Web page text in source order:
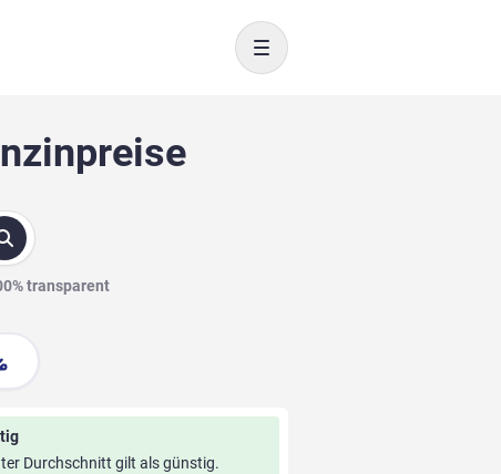
Toggle navigation
transparent
Durchschnitt gilt als günstig.